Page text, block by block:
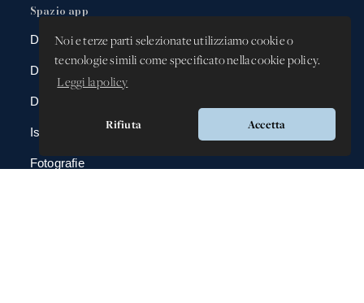
Noi e terze parti selezionate utilizziamo cookie o
tecnologie simili come specificato nella cookie policy.
Leggi la policy
Rifiuta Accetta
Spazio app
DBAnima
DBContest
DBDrive
Iscrizioni
Fotografie